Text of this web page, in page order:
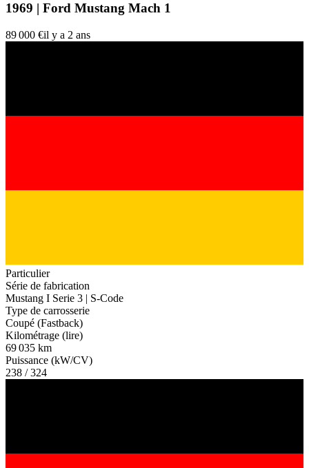
1969 | Ford Mustang Mach 1
89 000 €il y a 2 ans
Particulier
Série de fabrication
Mustang I Serie 3 | S-Code
Type de carrosserie
Coupé (Fastback)
Kilométrage (lire)
69 035 km
Puissance (kW/CV)
238 / 324